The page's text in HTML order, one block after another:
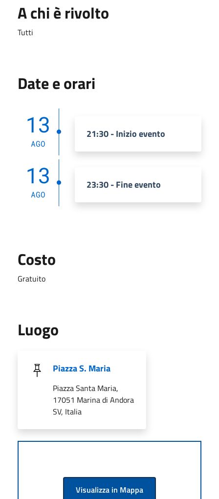
A chi è rivolto
Tutti
Date e orari
13
AGO
21:30 - Inizio evento
13
AGO
23:30 - Fine evento
Costo
Gratuito
Luogo
Piazza S. Maria
Piazza Santa Maria,
17051 Marina di Andora
SV, Italia
Visualizza in Mappa